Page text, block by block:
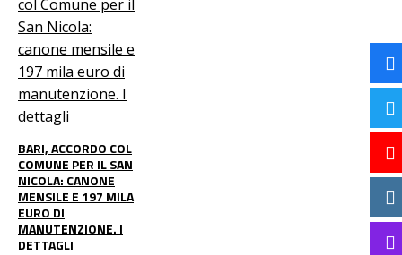
BARI, ACCORDO COL
COMUNE PER IL SAN
NICOLA: CANONE
MENSILE E 197 MILA
EURO DI
MANUTENZIONE. I
DETTAGLI